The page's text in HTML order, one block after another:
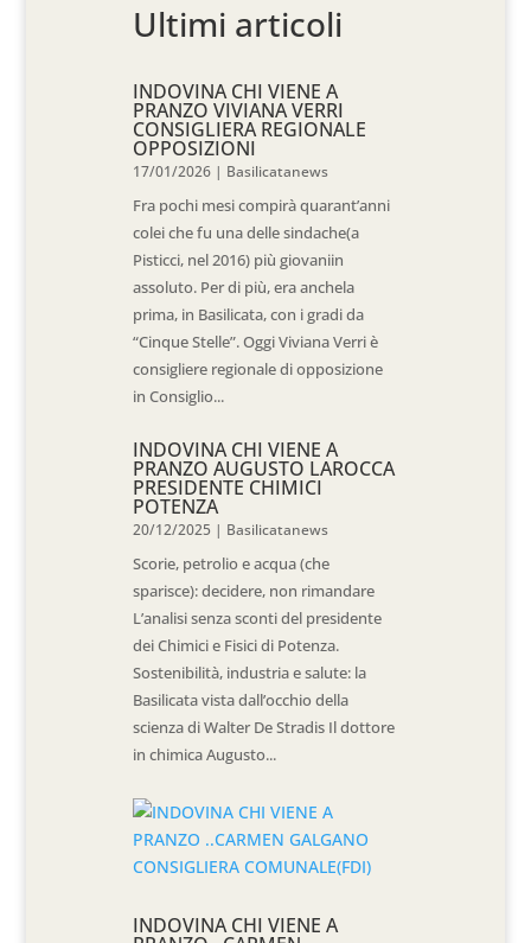
Ultimi articoli
INDOVINA CHI VIENE A
PRANZO VIVIANA VERRI
CONSIGLIERA REGIONALE
OPPOSIZIONI
17/01/2026 | Basilicatanews
Fra pochi mesi compirà quarant’anni
colei che fu una delle sindache(a
Pisticci, nel 2016) più giovaniin
assoluto. Per di più, era anchela
prima, in Basilicata, con i gradi da
“Cinque Stelle”. Oggi Viviana Verri è
consigliere regionale di opposizione
in Consiglio...
INDOVINA CHI VIENE A
PRANZO AUGUSTO LAROCCA
PRESIDENTE CHIMICI
POTENZA
20/12/2025 | Basilicatanews
Scorie, petrolio e acqua (che
sparisce): decidere, non rimandare
L’analisi senza sconti del presidente
dei Chimici e Fisici di Potenza.
Sostenibilità, industria e salute: la
Basilicata vista dall’occhio della
scienza di Walter De Stradis Il dottore
in chimica Augusto...
INDOVINA CHI VIENE A